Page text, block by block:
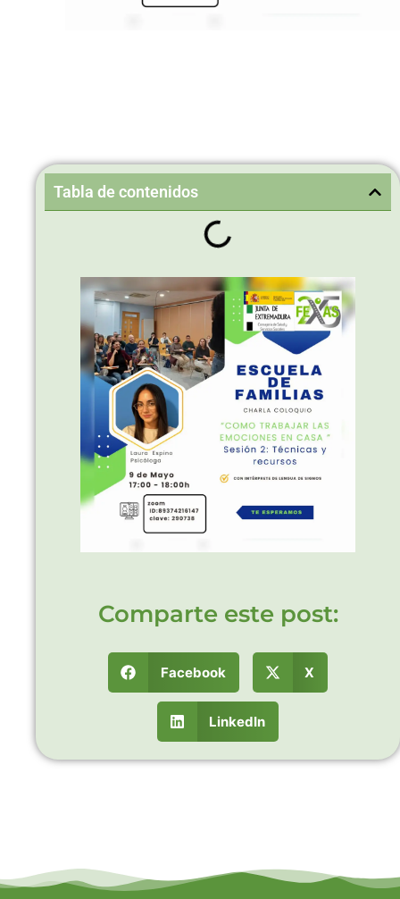
Tabla de contenidos
Comparte este post:
Facebook X
LinkedIn